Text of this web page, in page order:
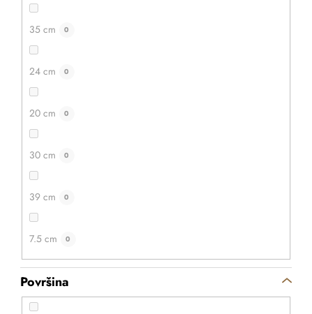
35 cm 0
24 cm 0
20 cm 0
30 cm 0
39 cm 0
7.5 cm 0
Površina